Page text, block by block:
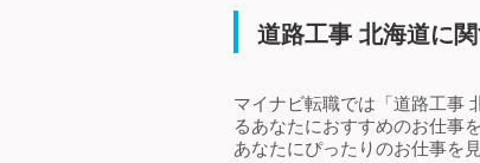
道路工事 北海道に
マイナビ転職では「道路工事
るあなたにおすすめのお仕事
あなたにぴったりのお仕事を